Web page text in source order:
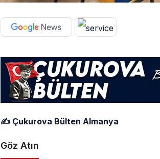
✍ Çukurova Bülten Almanya
Göz Atın